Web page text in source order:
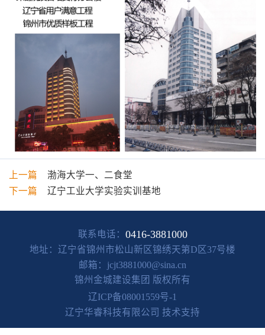
上一篇
渤海大学一、二食堂
下一篇
辽宁工业大学实验实训基地
联系电话： 0416-3881000
地址： 辽宁省锦州市松山新区锦绣天第D区37号楼
邮箱： jcjt3881000@sina.cn
锦州金城建设集团 版权所有
辽ICP备08001559号-1
辽宁华睿科技有限公司 技术支持